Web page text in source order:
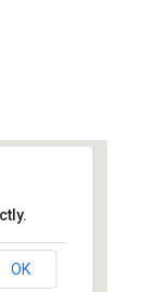
OK